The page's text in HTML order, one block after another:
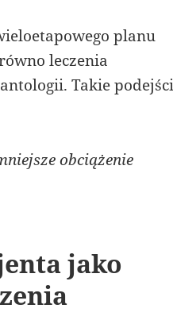
planu
leczenia
Takie
obciążenie
jako